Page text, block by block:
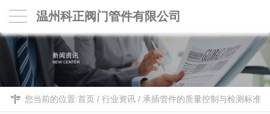
温州科正阀门管件有限公司
您当前的位置:首页 / 行业资讯 / 承插管件的质量控制与检测标准